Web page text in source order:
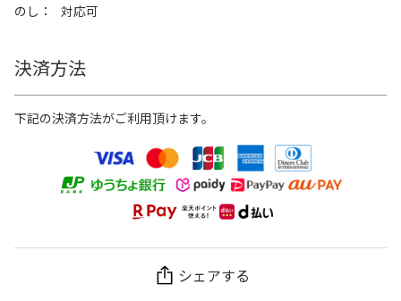
のし
対応可
決済方法
下記の決済方法がご利用頂けます。
シェアする